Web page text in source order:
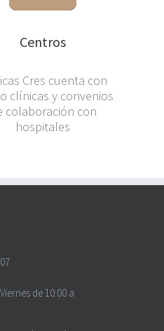
Centros
Cres cuenta con
clínicas y convenios
colaboración con
hospitales
de 10:00 a